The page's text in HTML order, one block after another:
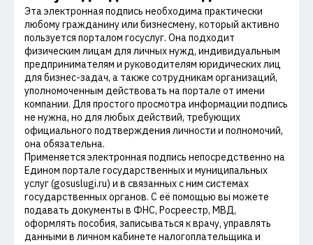
Эта электронная подпись необходима практически
любому гражданину или бизнесмену, который активно
пользуется порталом госуслуг. Она подходит
физическим лицам для личных нужд, индивидуальным
предпринимателям и руководителям юридических лиц
для бизнес-задач, а также сотрудникам организаций,
уполномоченным действовать на портале от имени
компании. Для простого просмотра информации подпись
не нужна, но для любых действий, требующих
официального подтверждения личности и полномочий,
она обязательна.
Применяется электронная подпись непосредственно на
Едином портале государственных и муниципальных
услуг (gosuslugi.ru) и в связанных с ним системах
государственных органов. С её помощью вы можете
подавать документы в ФНС, Росреестр, МВД,
оформлять пособия, записываться к врачу, управлять
данными в личном кабинете налогоплательщика и